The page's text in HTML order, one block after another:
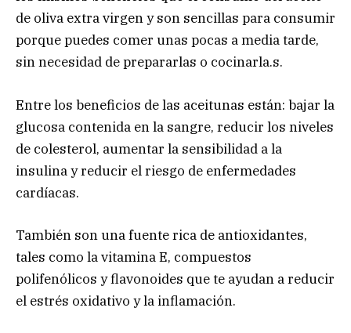
de oliva extra virgen y son sencillas para consumir
porque puedes comer unas pocas a media tarde,
sin necesidad de prepararlas o cocinarla.s.
Entre los beneficios de las aceitunas están: bajar la
glucosa contenida en la sangre, reducir los niveles
de colesterol, aumentar la sensibilidad a la
insulina y reducir el riesgo de enfermedades
cardíacas.
También son una fuente rica de antioxidantes,
tales como la vitamina E, compuestos
polifenólicos y flavonoides que te ayudan a reducir
el estrés oxidativo y la inflamación.